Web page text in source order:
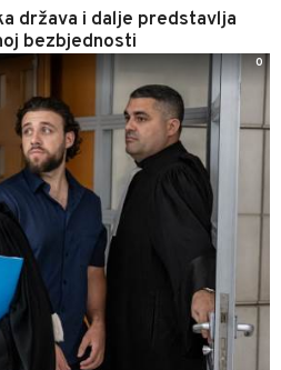
država i dalje predstavlja
bezbjednosti
0